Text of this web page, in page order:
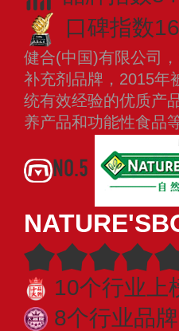
口碑指数
健合(中国)有限公司
补充剂品牌，2015年
统有效经验的优质产
养产品和功能性食品
NO.5
10个行业上
8个行业品